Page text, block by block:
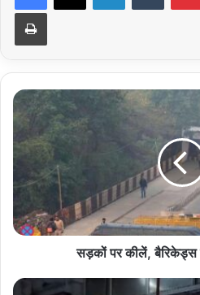
Print
सड़कों
पर
कीलें,
बैरिकेड्स
धारा
144
लागू
सड़कों पर कीलें, बैरिकेड्स
18